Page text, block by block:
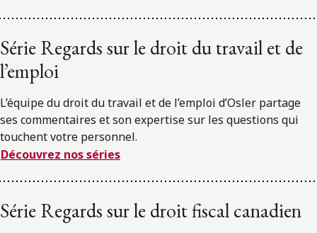
Série Regards sur le droit du travail et de
l’emploi
L’équipe du droit du travail et de l’emploi d’Osler partage
ses commentaires et son expertise sur les questions qui
touchent votre personnel.
Découvrez nos séries
Série Regards sur le droit fiscal canadien